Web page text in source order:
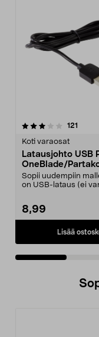
121
Koti varaosat
Latausjohto USB
OneBlade/
Sopii uudempiin
on USB-lataus (ei
8,99
Lisää
4.5 viidestä